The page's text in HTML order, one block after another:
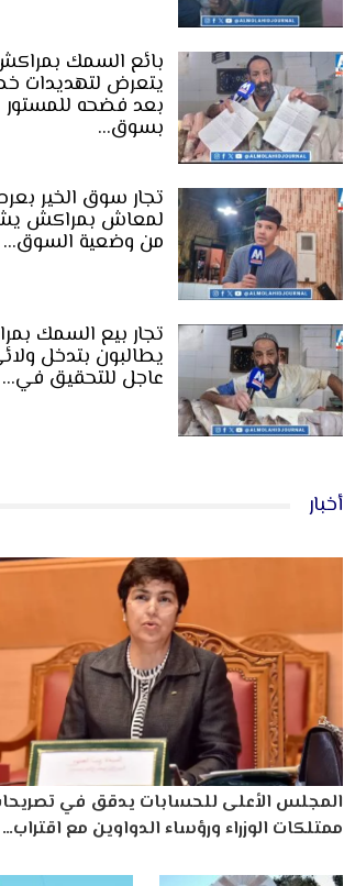
بائع السمك
يتعرض لتهديدات
بعد فضحه للمستور
بسوق…
تجار سوق الخير
لمعاش بمراكش
من وضعية السوق…
تجار بيع السمك
يطالبون بتدخل
عاجل للتحقيق في…
أخبار
المجلس الأعلى للحسابات يدقق في
ممتلكات الوزراء ورؤساء الدواوين مع اقتراب…